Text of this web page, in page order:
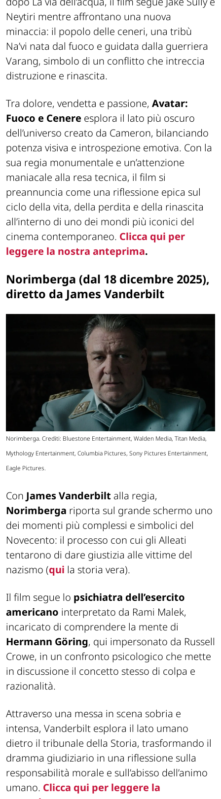
Neytiri mentre affrontano una nuova
minaccia: il popolo delle ceneri, una tribù
Na’vi nata dal fuoco e guidata dalla guerriera
Varang, simbolo di un conflitto che intreccia
distruzione e rinascita.
Tra dolore, vendetta e passione, Avatar:
Fuoco e Cenere esplora il lato più oscuro
dell’universo creato da Cameron, bilanciando
potenza visiva e introspezione emotiva. Con la
sua regia monumentale e un’attenzione
maniacale alla resa tecnica, il film si
preannuncia come una riflessione epica sul
ciclo della vita, della perdita e della rinascita
all’interno di uno dei mondi più iconici del
cinema contemporaneo. Clicca qui per
leggere la nostra anteprima.
Norimberga (dal 18 dicembre 2025),
diretto da James Vanderbilt
Norimberga. Crediti: Bluestone Entertainment, Walden Media, Titan Media,
Mythology Entertainment, Columbia Pictures, Sony Pictures Entertainment,
Eagle Pictures.
Con James Vanderbilt alla regia,
Norimberga riporta sul grande schermo uno
dei momenti più complessi e simbolici del
Novecento: il processo con cui gli Alleati
tentarono di dare giustizia alle vittime del
nazismo (qui la storia vera).
Il film segue lo psichiatra dell’esercito
americano interpretato da Rami Malek,
incaricato di comprendere la mente di
Hermann Göring, qui impersonato da Russell
Crowe, in un confronto psicologico che mette
in discussione il concetto stesso di colpa e
razionalità.
Attraverso una messa in scena sobria e
intensa, Vanderbilt esplora il lato umano
dietro il tribunale della Storia, trasformando il
dramma giudiziario in una riflessione sulla
responsabilità morale e sull’abisso dell’animo
umano. Clicca qui per leggere la